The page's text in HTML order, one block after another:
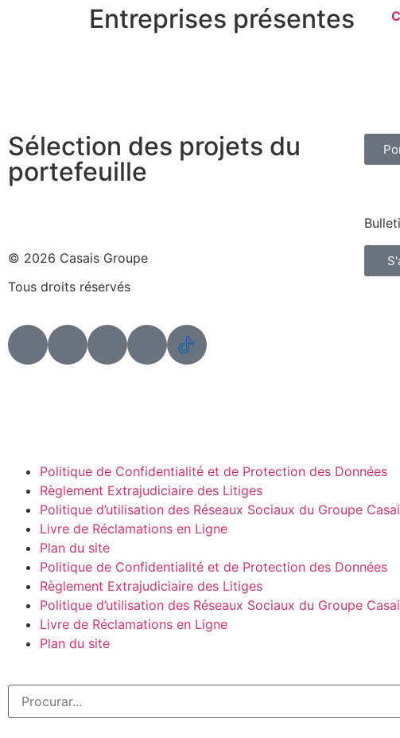
Entreprises présentes
Sélection des projets du
portefeuille
© 2026 Casais Groupe
Tous droits réservés
Politique de Confidentialité et de Protection des Données
Règlement Extrajudiciaire des Litiges
Politique d’utilisation des Réseaux Sociaux du Groupe
Livre de Réclamations en Ligne
Plan du site
Politique de Confidentialité et de Protection des Données
Règlement Extrajudiciaire des Litiges
Politique d’utilisation des Réseaux Sociaux du Groupe
Livre de Réclamations en Ligne
Plan du site